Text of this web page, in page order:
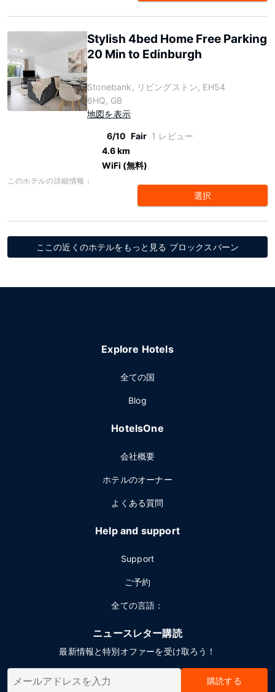
Stylish 4bed Home Free Parking
20 Min to Edinburgh
Stonebank, リビングストン, EH54
6HQ, GB
地図を表示
6/10 Fair 1 レビュー
4.6 km
WiFi (無料)
このホテルの詳細情報：
選択
ここの近くのホテルをもっと見る ブロックスバーン
Explore Hotels
全ての国
Blog
HotelsOne
会社概要
ホテルのオーナー
よくある質問
Help and support
Support
ご予約
全ての言語：
ニュースレター購読
最新情報と特別オファーを受け取ろう！
購読する